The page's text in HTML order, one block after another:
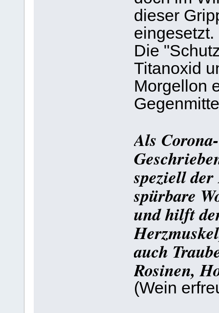
dieser
eingesetzt.
Die
Titanoxid
Morgellon
Als
speziell
spürbare
und hilft
auch
Rosinen,
(Wein